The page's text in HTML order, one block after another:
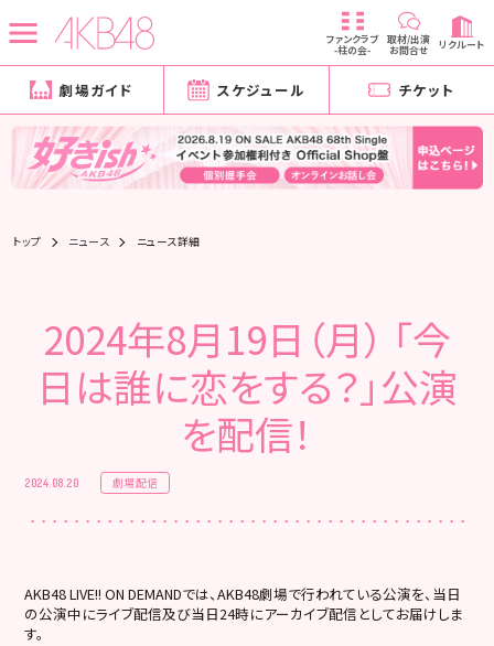
ファンクラブ
-柱の会-
取材/出演
お問合せ リクルート
劇場ガイド スケジュール チケット
トップ ニュース ニュース詳細
2024年8月19日（月） 「今
日は誰に恋をする？」公演
を配信！
2024.08.20 劇場配信
AKB48 LIVE!! ON DEMANDでは、AKB48劇場で行われている公演を、当日
の公演中にライブ配信及び当日24時にアーカイブ配信としてお届けしま
す。